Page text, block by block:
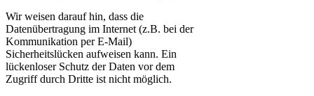
Wir weisen darauf hin, dass die
Datenübertragung im Internet (z.B. bei der
Kommunikation per E-Mail)
Sicherheitslücken aufweisen kann. Ein
lückenloser Schutz der Daten vor dem
Zugriff durch Dritte ist nicht möglich.